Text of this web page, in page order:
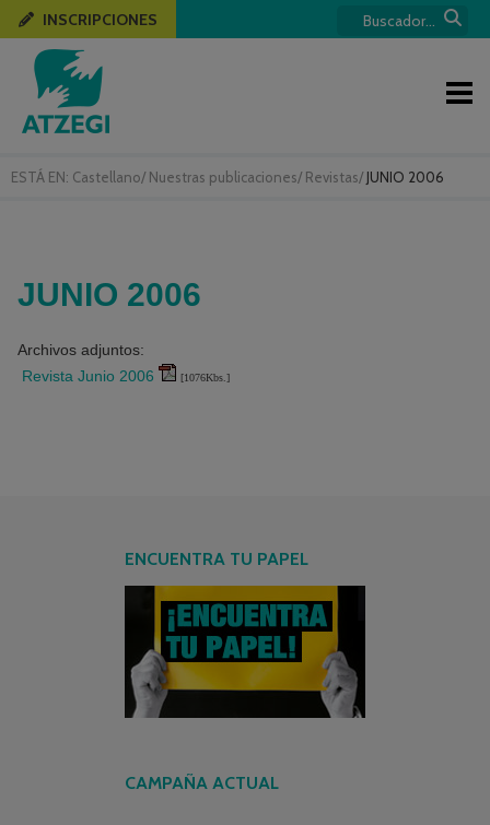
ESTÁ EN: Castellano/ Nuestras publicaciones/ Revistas/ JUNIO 2006
INSCRIPCIONES
JUNIO 2006
Archivos adjuntos:
Revista Junio 2006
[1076Kbs.]
ENCUENTRA TU PAPEL
CAMPAÑA ACTUAL